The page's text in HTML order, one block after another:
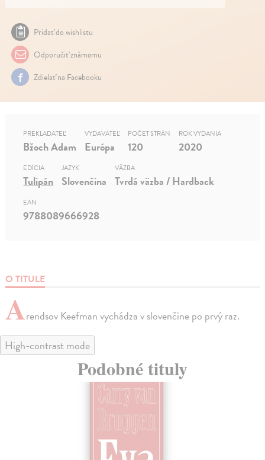
Pridať do wishlistu
Odporučiť známemu
Zdielať na Facebooku
O TITULE
Arendsov Keefman vychádza v slovenčine po prvý raz.
PREKLADATEĽ
Bžoch Adam
VYDAVATEĽ
Európa
POČET STRÁN
120
ROK VYDANIA
2020
EDÍCIA
Tulipán
JAZYK
Slovenčina
VÄZBA
Tvrdá väzba / Hardback
EAN
9788089666928
High-contrast mode
Podobné tituly